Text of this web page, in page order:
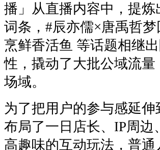
播」从直播内容中，提
词条，#辰亦儒×唐禹哲
烹鲜香活鱼 等话题相继
性，撬动了大批公域流
场域。
为了把用户的参与感延
布局了一日店长、IP周
高趣味的互动玩法，普